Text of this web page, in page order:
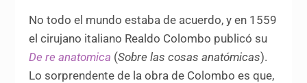
No todo el mundo estaba de acuerdo, y en 1559
el cirujano italiano Realdo Colombo publicó su
De re anatomica (Sobre las cosas anatómicas).
Lo sorprendente de la obra de Colombo es que,